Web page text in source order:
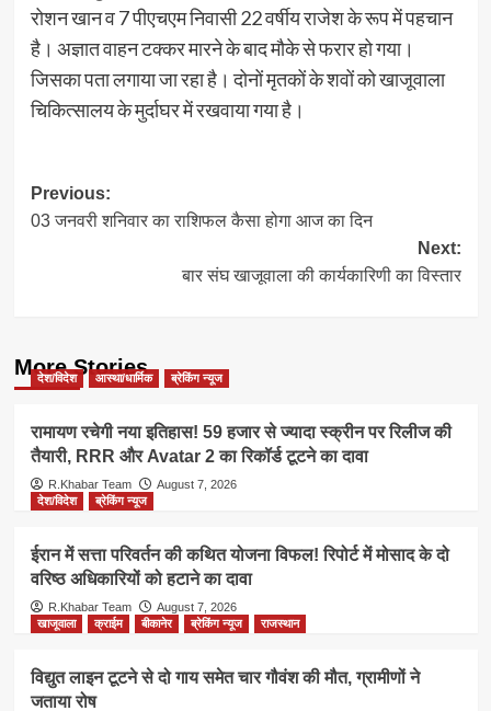
रोशन खान व 7 पीएचएम निवासी 22 वर्षीय राजेश के रूप में पहचान
है। अज्ञात वाहन टक्कर मारने के बाद मौके से फरार हो गया।
जिसका पता लगाया जा रहा है। दोनों मृतकों के शवों को खाजूवाला
चिकित्सालय के मुर्दाघर में रखवाया गया है।
Post
navigation
Previous:
03 जनवरी शनिवार का राशिफल कैसा होगा आज का दिन
Next:
बार संघ खाजूवाला की कार्यकारिणी का विस्तार
More Stories
देश/विदेश आस्था/धार्मिक ब्रेकिंग न्यूज
रामायण रचेगी नया इतिहास! 59 हजार से ज्यादा स्क्रीन पर रिलीज की
तैयारी, RRR और Avatar 2 का रिकॉर्ड टूटने का दावा
R.Khabar Team
August 7, 2026
देश/विदेश
ब्रेकिंग न्यूज
ईरान में सत्ता परिवर्तन की कथित योजना विफल! रिपोर्ट में मोसाद के दो
वरिष्ठ अधिकारियों को हटाने का दावा
R.Khabar Team
August 7, 2026
खाजूवाला
क्राईम बीकानेर ब्रेकिंग न्यूज राजस्थान
विद्युत लाइन टूटने से दो गाय समेत चार गौवंश की मौत, ग्रामीणों ने
जताया रोष